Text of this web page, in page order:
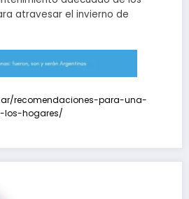
atravesar el invierno de
recomendaciones-para-una-
los-hogares/